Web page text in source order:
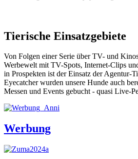
Tierische Einsatzgebiete
Von Folgen einer Serie über TV- und
Werbewelt mit TV-Spots, Internet-Clips
in Prospekten ist der Einsatz der Agentur-
Eyecatcher wurden unsere Hunde auch
Messen und Events gebucht - quasi Live-
Werbung